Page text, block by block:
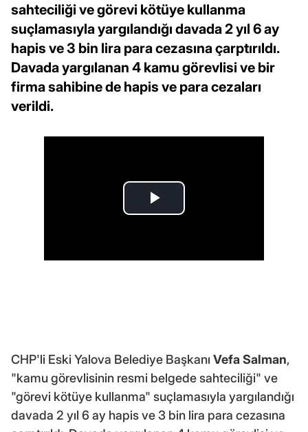
sahteciliği ve görevi kötüye kullanma
suçlamasıyla yargılandığı davada 2 yıl 6 ay
hapis ve 3 bin lira para cezasına çarptırıldı.
Davada yargılanan 4 kamu görevlisi ve bir
firma sahibine de hapis ve para cezaları
verildi.
CHP'li Eski Yalova Belediye Başkanı Vefa Salman,
"kamu görevlisinin resmi belgede sahteciliği" ve
"görevi kötüye kullanma" suçlamasıyla yargılandığı
davada 2 yıl 6 ay hapis ve 3 bin lira para cezasına